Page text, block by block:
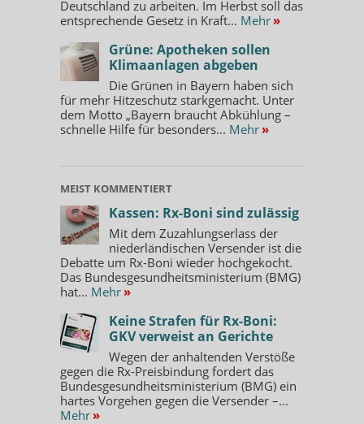
Deutschland zu arbeiten. Im Herbst soll das
entsprechende Gesetz in Kraft... Mehr »
Grüne: Apotheken sollen
Klimaanlagen abgeben
Die Grünen in Bayern haben sich
für mehr Hitzeschutz starkgemacht. Unter
dem Motto „Bayern braucht Abkühlung –
schnelle Hilfe für besonders... Mehr »
MEIST KOMMENTIERT
Kassen: Rx-Boni sind zulässig
Mit dem Zuzahlungserlass der
niederländischen Versender ist die
Debatte um Rx-Boni wieder hochgekocht.
Das Bundesgesundheitsministerium (BMG)
hat... Mehr »
Keine Strafen für Rx-Boni:
GKV verweist an Gerichte
Wegen der anhaltenden Verstöße
gegen die Rx-Preisbindung fordert das
Bundesgesundheitsministerium (BMG) ein
hartes Vorgehen gegen die Versender –...
Mehr »